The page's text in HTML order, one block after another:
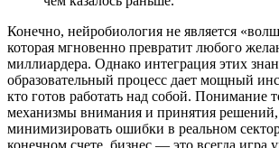
Конечно, нейробиология не является
которая мгновенно превратит любого
миллиардера. Однако интеграция этих
образовательный процесс дает мощный
кто готов работать над собой. Понимание
механизмы внимания и принятия решений,
минимизировать ошибки в реальном